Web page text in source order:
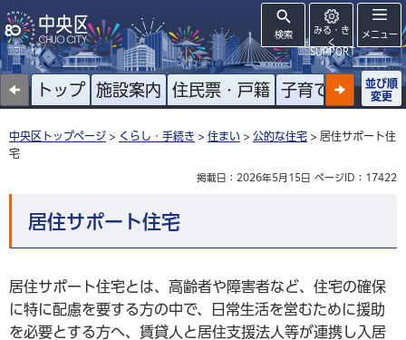
検索
みる・き
く
SUPPORT
メニュー
トップ 施設案内 住民票・戸籍 子育て 高齢者
並び順
変更
中央区トップページ > くらし・手続き > 住まい > 公的な住宅 > 居住サポート住
宅
掲載日：2026年5月15日 ページID：17422
居住サポート住宅
居住サポート住宅とは、高齢者や障害者など、住宅の確保
に特に配慮を要する方の中で、日常生活を営むために援助
を必要とする方へ、賃貸人と居住支援法人等が連携し入居